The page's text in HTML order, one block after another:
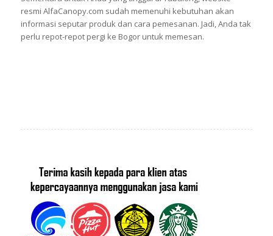
resmi AlfaCanopy.com sudah memenuhi kebutuhan akan
informasi seputar produk dan cara pemesanan. Jadi, Anda tak
perlu repot-repot pergi ke Bogor untuk memesan.